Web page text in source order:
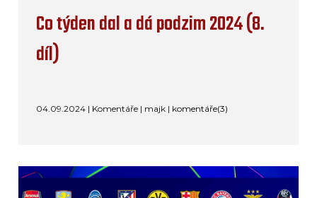
Co týden dal a dá podzim 2024 (8.
díl)
04.09.2024 | Komentáře | majk | komentáře(3)